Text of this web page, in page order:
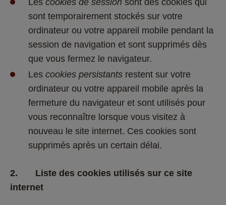
Les cookies de session sont des cookies qui
sont temporairement stockés sur votre
ordinateur ou votre appareil mobile pendant la
session de navigation et sont supprimés dès
que vous fermez le navigateur.
Les cookies persistants restent sur votre
ordinateur ou votre appareil mobile après la
fermeture du navigateur et sont utilisés pour
vous reconnaître lorsque vous visitez à
nouveau le site internet. Ces cookies sont
supprimés après un certain délai.
2.       Liste des cookies utilisés sur ce site
internet